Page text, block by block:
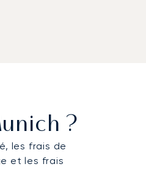
?
les frais de
et les frais